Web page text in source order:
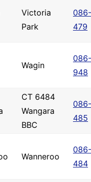
Victoria
Park
086-
479
Wagin
086-
948
CT 6484
Wangara
BBC
086-
485
Wanneroo
086-
484